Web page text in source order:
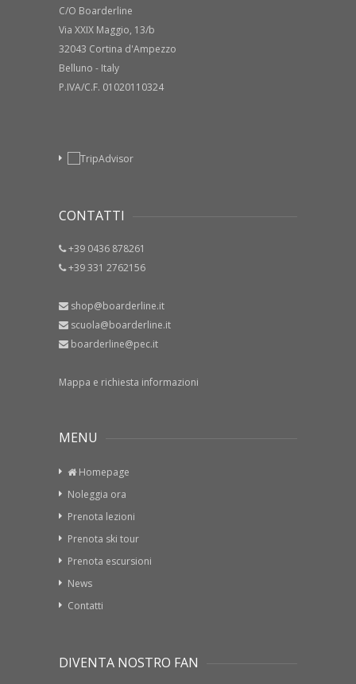
C/O Boarderline
Via XXIX Maggio, 13/b
32043 Cortina d'Ampezzo
Belluno - Italy
P.IVA/C.F. 01020110324
CONTATTI
+39 0436 878261
+39 331 2762156
shop@boarderline.it
scuola@boarderline.it
boarderline@pec.it
Mappa e richiesta informazioni
MENU
Homepage
Noleggia ora
Prenota lezioni
Prenota ski tour
Prenota escursioni
News
Contatti
DIVENTA NOSTRO FAN